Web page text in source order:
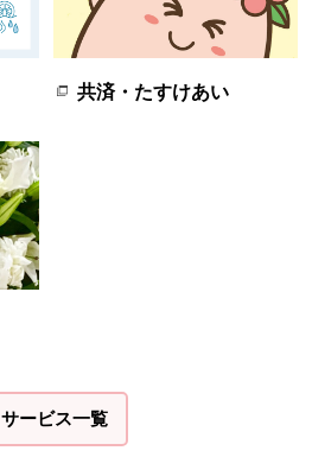
共済・たすけあい
サービス一覧